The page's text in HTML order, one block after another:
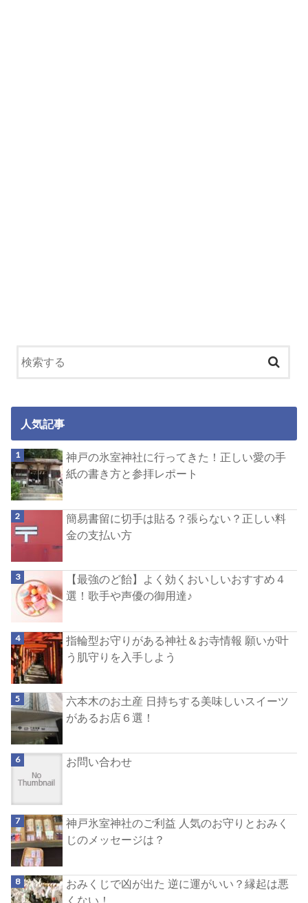
人気記事
神戸の氷室神社に行ってきた！正しい愛の手
紙の書き方と参拝レポート
簡易書留に切手は貼る？張らない？正しい料
金の支払い方
【最強のど飴】よく効くおいしいおすすめ４
選！歌手や声優の御用達♪
指輪型お守りがある神社＆お寺情報 願いが叶
う肌守りを入手しよう
六本木のお土産 日持ちする美味しいスイーツ
があるお店６選！
お問い合わせ
神戸氷室神社のご利益 人気のお守りとおみく
じのメッセージは？
おみくじで凶が出た 逆に運がいい？縁起は悪
くない！